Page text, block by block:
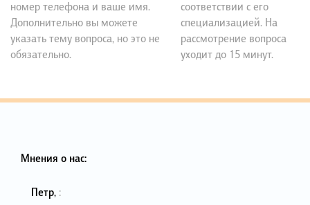
номер телефона и ваше имя.
Дополнительно вы можете
указать тему вопроса, но это не
обязательно.
соответствии с его
специализацией. На
рассмотрение вопроса
уходит до 15 минут.
Мнения о нас:
Петр, :